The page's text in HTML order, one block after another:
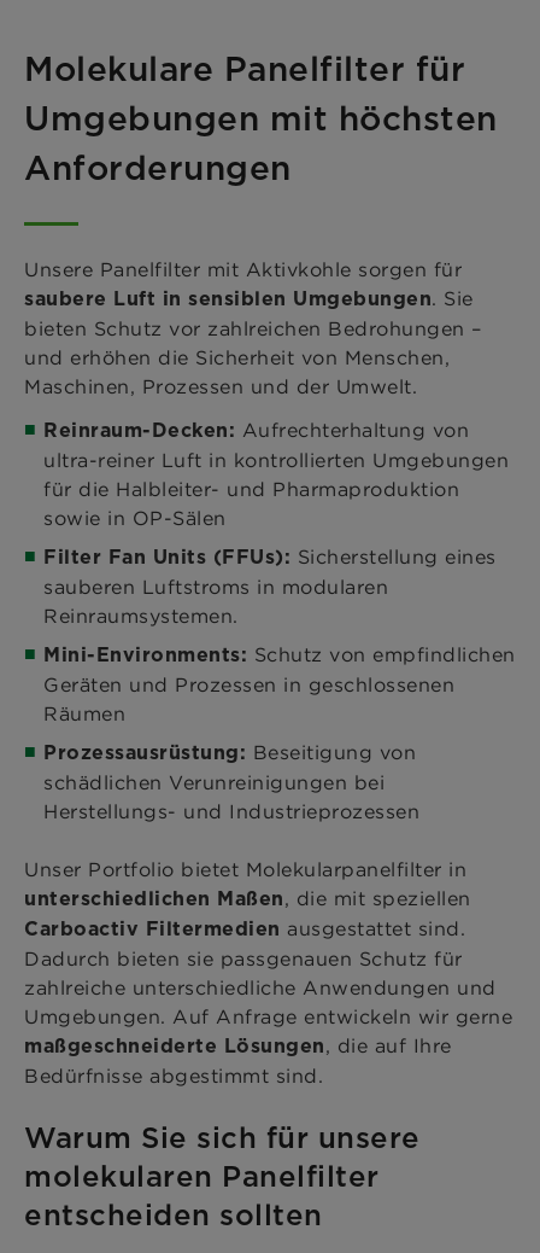
Molekulare Panelfilter für
Umgebungen mit höchsten
Anforderungen
Unsere Panelfilter mit Aktivkohle sorgen für
saubere Luft in sensiblen Umgebungen. Sie
bieten Schutz vor zahlreichen Bedrohungen –
und erhöhen die Sicherheit von Menschen,
Maschinen, Prozessen und der Umwelt.
Reinraum-Decken: Aufrechterhaltung von
ultra-reiner Luft in kontrollierten Umgebungen
für die Halbleiter- und Pharmaproduktion
sowie in OP-Sälen
Filter Fan Units (FFUs): Sicherstellung eines
sauberen Luftstroms in modularen
Reinraumsystemen.
Mini-Environments: Schutz von empfindlichen
Geräten und Prozessen in geschlossenen
Räumen
Prozessausrüstung: Beseitigung von
schädlichen Verunreinigungen bei
Herstellungs- und Industrieprozessen
Unser Portfolio bietet Molekularpanelfilter in
unterschiedlichen Maßen, die mit speziellen
Carboactiv Filtermedien ausgestattet sind.
Dadurch bieten sie passgenauen Schutz für
zahlreiche unterschiedliche Anwendungen und
Umgebungen. Auf Anfrage entwickeln wir gerne
maßgeschneiderte Lösungen, die auf Ihre
Bedürfnisse abgestimmt sind.
Warum Sie sich für unsere
molekularen Panelfilter
entscheiden sollten